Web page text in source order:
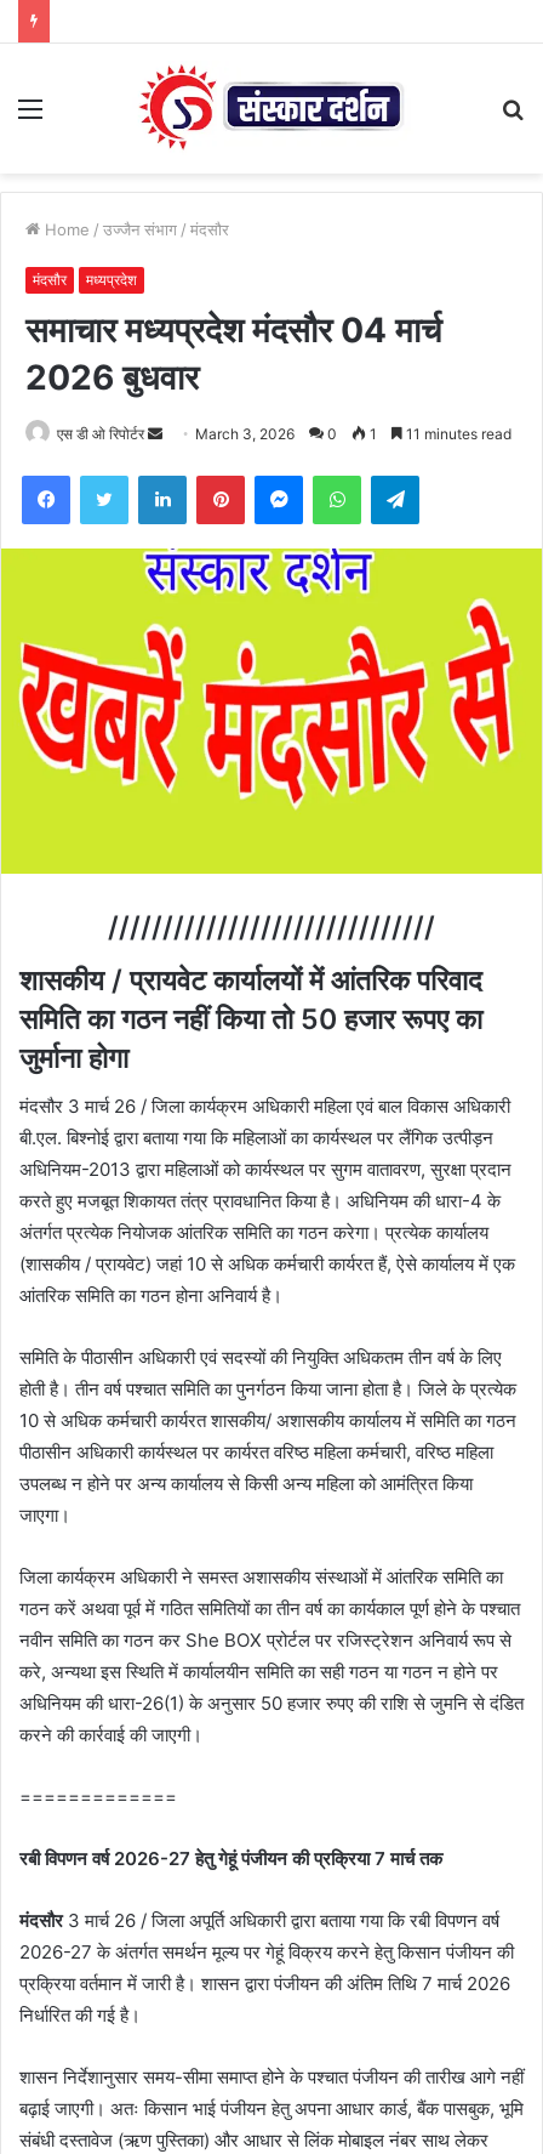
Menu
Home / उज्जैन संभाग / मंदसौर
मंदसौर मध्यप्रदेश
समाचार मध्यप्रदेश मंदसौर 04 मार्च
2026 बुधवार
एस डी ओ रिपोर्टर
Send March 3, 2026 0 1 11 minutes read
FacebookTwitter LinkedInPinterestMessengerWhatsAppTelegram
//////////////////////////////
शासकीय / प्रायवेट कार्यालयों में आंतरिक परिवाद
समिति का गठन नहीं किया तो 50 हजार रूपए का
जुर्माना होगा
मंदसौर 3 मार्च 26 / जिला कार्यक्रम अधिकारी महिला एवं बाल विकास अधिकारी
बी.एल. बिश्नोई द्वारा बताया गया कि महिलाओं का कार्यस्थल पर लैंगिक उत्पीड़न
अधिनियम-2013 द्वारा महिलाओं को कार्यस्थल पर सुगम वातावरण, सुरक्षा प्रदान
करते हुए मजबूत शिकायत तंत्र प्रावधानित किया है। अधिनियम की धारा-4 के
अंतर्गत प्रत्येक नियोजक आंतरिक समिति का गठन करेगा। प्रत्येक कार्यालय
(शासकीय / प्रायवेट) जहां 10 से अधिक कर्मचारी कार्यरत हैं, ऐसे कार्यालय में एक
आंतरिक समिति का गठन होना अनिवार्य है।
समिति के पीठासीन अधिकारी एवं सदस्यों की नियुक्ति अधिकतम तीन वर्ष के लिए
होती है। तीन वर्ष पश्चात समिति का पुनर्गठन किया जाना होता है। जिले के प्रत्येक
10 से अधिक कर्मचारी कार्यरत शासकीय/ अशासकीय कार्यालय में समिति का गठन
पीठासीन अधिकारी कार्यस्थल पर कार्यरत वरिष्ठ महिला कर्मचारी, वरिष्ठ महिला
उपलब्ध न होने पर अन्य कार्यालय से किसी अन्य महिला को आमंत्रित किया
जाएगा।
जिला कार्यक्रम अधिकारी ने समस्त अशासकीय संस्थाओं में आंतरिक समिति का
गठन करें अथवा पूर्व में गठित समितियों का तीन वर्ष का कार्यकाल पूर्ण होने के पश्चात
नवीन समिति का गठन कर She BOX प्रोर्टल पर रजिस्‍ट्रेशन अनिवार्य रूप से
करे, अन्यथा इस स्थिति में कार्यालयीन समिति का सही गठन या गठन न होने पर
अधिनियम की धारा-26(1) के अनुसार 50 हजार रुपए की राशि से जुमनि से दंडित
करने की कार्रवाई की जाएगी।
=============
रबी विपणन वर्ष 2026-27 हेतु गेहूं पंजीयन की प्रक्रिया 7 मार्च तक
मंदसौर3 मार्च 26 / जिला अपूर्ति अधिकारी द्वारा बताया गया कि रबी विपणन वर्ष
2026-27 के अंतर्गत समर्थन मूल्य पर गेहूं विक्रय करने हेतु किसान पंजीयन की
प्रक्रिया वर्तमान में जारी है। शासन द्वारा पंजीयन की अंतिम तिथि 7 मार्च 2026
निर्धारित की गई है।
शासन निर्देशानुसार समय-सीमा समाप्त होने के पश्चात पंजीयन की तारीख आगे नहीं
बढ़ाई जाएगी। अतः किसान भाई पंजीयन हेतु अपना आधार कार्ड, बैंक पासबुक, भूमि
संबंधी दस्तावेज (ऋण पुस्तिका) और आधार से लिंक मोबाइल नंबर साथ लेकर